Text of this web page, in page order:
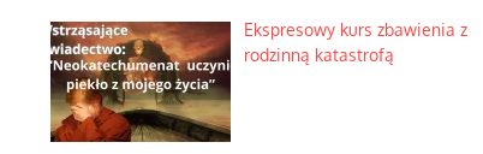
Ekspresowy kurs zbawienia z
rodzinną katastrofą